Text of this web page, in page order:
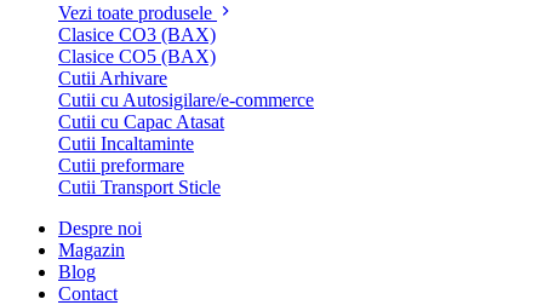
Vezi toate produsele
Clasice CO3 (BAX)
Clasice CO5 (BAX)
Cutii Arhivare
Cutii cu Autosigilare/e-commerce
Cutii cu Capac Atasat
Cutii Incaltaminte
Cutii preformare
Cutii Transport Sticle
Despre noi
Magazin
Blog
Contact